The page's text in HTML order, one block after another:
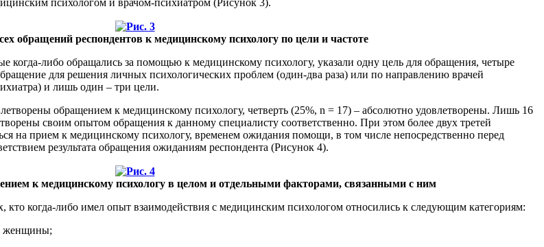
обращений респондентов к медицинскому психологу по цели и частоте
когда-либо обращались за помощью к медицинскому психологу, указали одну цель для обращения, четыре
для решения личных психологических проблем (один-два раза) или по направлению врачей
и лишь один – три цели.
обращением к медицинскому психологу, четверть (25%, n = 17) – абсолютно удовлетворены. Лишь 16
своим опытом обращения к данному специалисту соответственно. При этом более двух третей
на прием к медицинскому психологу, временем ожидания помощи, в том числе непосредственно перед
результата обращения ожиданиям респондента (Рисунок 4).
к медицинскому психологу в целом и отдельными факторами, связанными с ним
кто когда-либо имел опыт взаимодействия с медицинским психологом относились к следующим категориям:
женщины;